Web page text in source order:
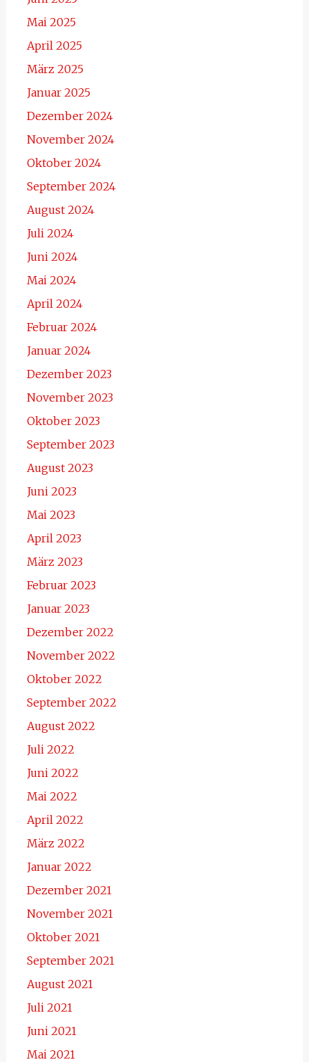
Mai 2025
April 2025
März 2025
Januar 2025
Dezember 2024
November 2024
Oktober 2024
September 2024
August 2024
Juli 2024
Juni 2024
Mai 2024
April 2024
Februar 2024
Januar 2024
Dezember 2023
November 2023
Oktober 2023
September 2023
August 2023
Juni 2023
Mai 2023
April 2023
März 2023
Februar 2023
Januar 2023
Dezember 2022
November 2022
Oktober 2022
September 2022
August 2022
Juli 2022
Juni 2022
Mai 2022
April 2022
März 2022
Januar 2022
Dezember 2021
November 2021
Oktober 2021
September 2021
August 2021
Juli 2021
Juni 2021
Mai 2021